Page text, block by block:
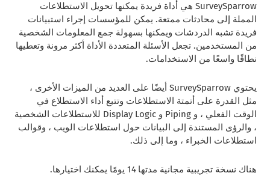
SurveySparrow هي أداة فريدة يمكنها تحويل الاستطلاعات
المملة إلى محادثات ممتعة. يمكن للمؤسسات إجراء استبيانات
فريدة تشبه الدردشات ويمكنها بسهولة جمع المعلومات الشخصية
من المستخدمين. تجعل الأسئلة المتعددة الأداة أكثر مرونة وتعطيها
نطاقًا واسعًا من الاستخدامات.
يحتوي SurveySparrow أيضًا على العديد من الميزات الأخرى ،
مثل القدرة على أتمتة الاستطلاعات وتتبع أداء الاستطلاع في
الوقت الفعلي ، و Piping و Display Logic للاستطلاعات الشخصية
، والرؤى المستندة إلى البيانات حول استطلاعات الويب ، وقوالب
استطلاعات الخبراء ، وما إلى ذلك.
هناك نسخة تجريبية مجانية مدتها 14 يومًا يمكنك اختيارها.